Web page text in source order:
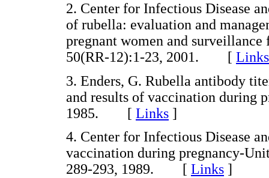
2. Center for Infectious Disease
of rubella: evaluation and
pregnant women and
50(RR-12):1-23, 2001. [ Links
3. Enders, G. Rubella antibody
and results of vaccination during
1985. [ Links ]
4. Center for Infectious Disease
vaccination during pregnancy-
289-293, 1989. [ Links ]